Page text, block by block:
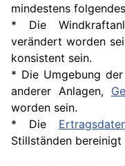
mindestens
* Die
verändert worden
konsistent sein.
* Die Umgebung
anderer Anlagen,
worden sein.
* Die
Stillständen bereinigt